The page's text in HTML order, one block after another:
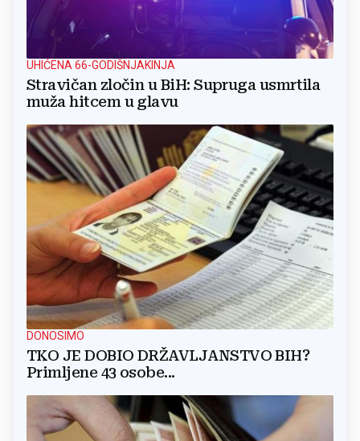
UHIĆENA 66-GODIŠNJAKINJA
Stravičan zločin u BiH: Supruga usmrtila
muža hitcem u glavu
DONOSIMO
TKO JE DOBIO DRŽAVLJANSTVO BIH?
Primljene 43 osobe...